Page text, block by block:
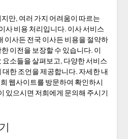
만, 여러 가지 어려움이 따르는
사 비용 처리입니다. 이사 서비스
이사든 전국 이사든 비용을 절약하
이전을 보장할 수 있습니다. 이
요소들을 살펴보고, 다양한 서비스
한 조언을 제공합니다. 자세한 내
웹사이트를 방문하여 확인하시
있으시면 저희에게 문의해 주시기